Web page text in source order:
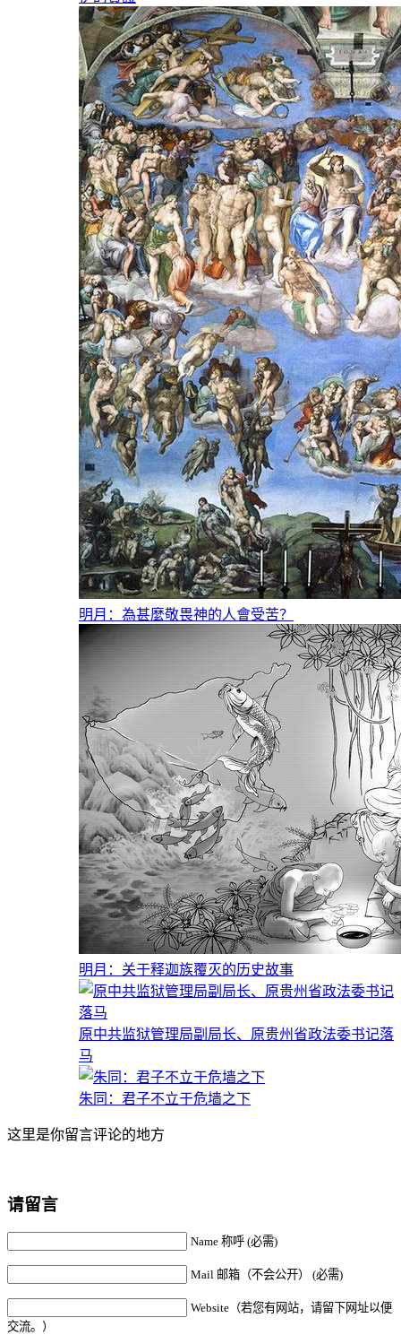
明月：為甚麼敬畏神的人會受苦？
明月：关于释迦族覆灭的历史故事
原中共监狱管理局副局长、原贵州省政法委书记落
马
朱同：君子不立于危墙之下
这里是你留言评论的地方
请留言
Name 称呼 (必需)
Mail 邮箱（不会公开） (必需)
Website（若您有网站，请留下网址以便
交流。）